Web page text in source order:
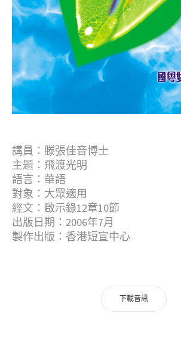
講員：滕張佳音博士
主題：飛渡光明
語言：華語
對象：大眾適用
經文：啟示錄12章10節
出版日期：2006年7月
製作出版：香港短宣中心
下載音訊